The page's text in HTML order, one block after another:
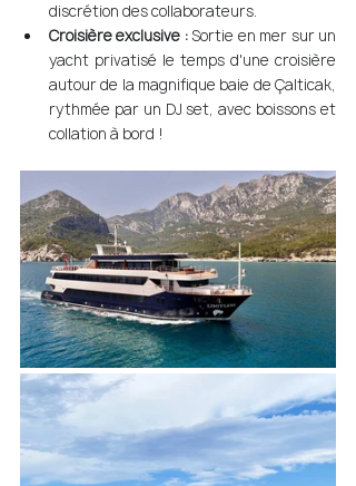
discrétion des collaborateurs.
Croisière exclusive : Sortie en mer sur un
yacht privatisé le temps d'une croisière
autour de la magnifique baie de Çalticak,
rythmée par un DJ set, avec boissons et
collation à bord !